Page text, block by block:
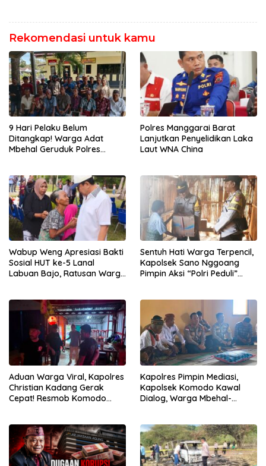
Gratis
Rekomendasi untuk kamu
9 Hari Pelaku Belum
Ditangkap! Warga Adat
Mbehal Geruduk Polres
Polres Manggarai Barat
Lanjutkan Penyelidikan Laka
Laut WNA China
Wabup Weng Apresiasi Bakti
Sosial HUT ke-5 Lanal
Labuan Bajo, Ratusan Warga
Sentuh Hati Warga Terpencil,
Kapolsek Sano Nggoang
Pimpin Aksi “Polri Peduli”
Aduan Warga Viral, Kapolres
Christian Kadang Gerak
Cepat! Resmob Komodo
Kapolres Pimpin Mediasi,
Kapolsek Komodo Kawal
Dialog, Warga Mbehal-